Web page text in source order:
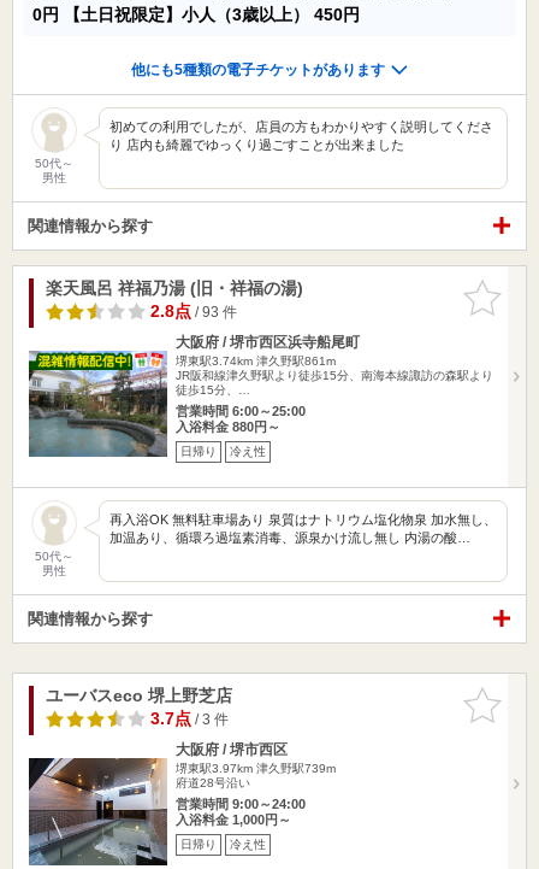
0円
【土日祝限定】小人（3歳以上） 450円
他にも5種類の電子チケットがあります
50代～
男性
初めての利用でしたが、店員の方もわかりやすく説明してくださ
り 店内も綺麗でゆっくり過ごすことが出来ました
関連情報から探す
お気に入
りに追加
楽天風呂 祥福乃湯 (旧・祥福の湯)
2.8点/ 93 件
大阪府 / 堺市西区浜寺船尾町
堺東駅3.74km 津久野駅861m
JR阪和線津久野駅より徒歩15分、南海本線諏訪の森駅より
徒歩15分、…
営業時間 6:00～25:00
入浴料金 880円～
日帰り 冷え性
50代～
男性
再入浴OK 無料駐車場あり 泉質はナトリウム塩化物泉 加水無し、
加温あり、循環ろ過塩素消毒、源泉かけ流し無し 内湯の酸…
関連情報から探す
お気に入
りに追加
ユーバスeco 堺上野芝店
3.7点/ 3 件
大阪府 / 堺市西区
堺東駅3.97km 津久野駅739m
府道28号沿い
営業時間 9:00～24:00
入浴料金 1,000円～
日帰り 冷え性